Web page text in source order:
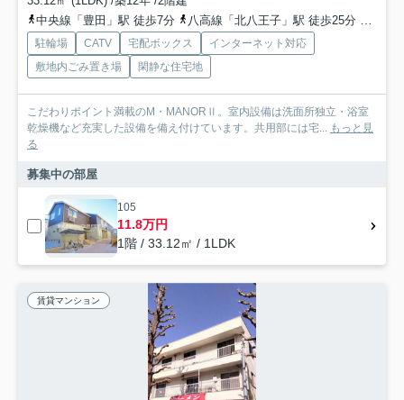
中央線「豊田」駅 徒歩7分
八高線「北八王子」駅 徒歩25分 京王
駐輪場 CATV 宅配ボックス
インターネット対応
敷地内ごみ置き場
閑静な住宅地
こだわりポイント満載のM・MANORⅡ。室内設備は洗面所独立・浴室
乾燥機など充実した設備を備え付けています。共用部には宅... もっと見
る
募集中の部屋
105
11.8万円
1階 / 33.12㎡ / 1LDK
賃貸マンション